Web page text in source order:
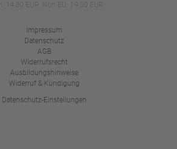
14,50 EUR, Non-EU: 19,50 EUR.
Impressum
Datenschutz
AGB
Widerrufsrecht
Ausbildungshinweise
Widerruf & Kündigung
Datenschutz-Einstellungen